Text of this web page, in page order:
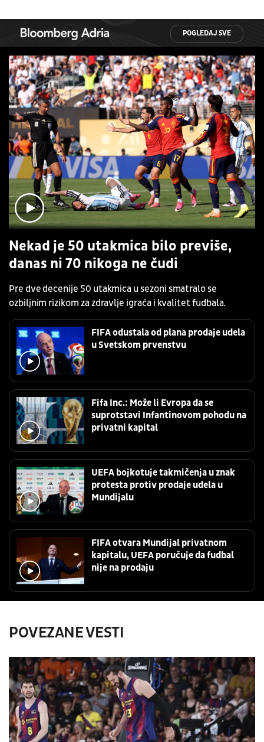
POGLEDAJ SVE
Nekad je 50 utakmica bilo previše,
danas ni 70 nikoga ne čudi
Pre dve decenije 50 utakmica u sezoni smatralo se
ozbiljnim rizikom za zdravlje igrača i kvalitet fudbala.
FIFA odustala od plana prodaje udela
u Svetskom prvenstvu
Fifa Inc.: Može li Evropa da se
suprotstavi Infantinovom pohodu na
privatni kapital
UEFA bojkotuje takmičenja u znak
protesta protiv prodaje udela u
Mundijalu
FIFA otvara Mundijal privatnom
kapitalu, UEFA poručuje da fudbal
nije na prodaju
POVEZANE VESTI